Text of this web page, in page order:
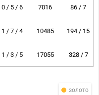
0 / 5 / 6 7016 86 / 7
1 / 7 / 4 10485 194 / 15
1 / 3 / 5 17055 328 / 7
золото